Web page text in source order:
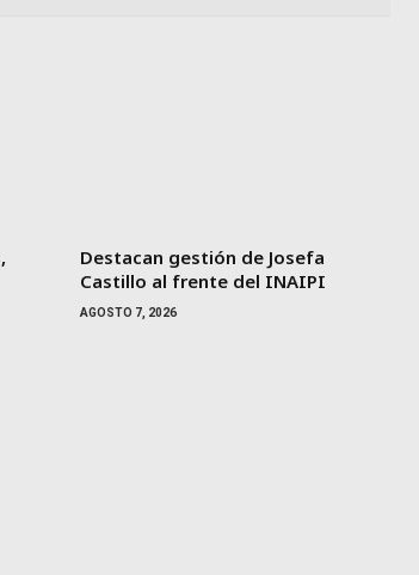
Destacan gestión de Josefa
Castillo al frente del INAIPI
AGOSTO 7, 2026